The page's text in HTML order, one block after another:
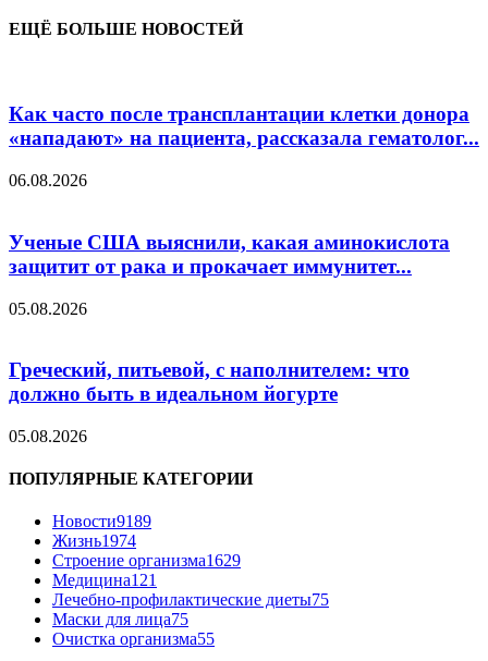
ЕЩЁ БОЛЬШЕ НОВОСТЕЙ
Как часто после трансплантации клетки донора
«нападают» на пациента, рассказала гематолог...
06.08.2026
Ученые США выяснили, какая аминокислота
защитит от рака и прокачает иммунитет...
05.08.2026
Греческий, питьевой, с наполнителем: что
должно быть в идеальном йогурте
05.08.2026
ПОПУЛЯРНЫЕ КАТЕГОРИИ
Новости9189
Жизнь1974
Строение организма1629
Медицина121
Лечебно-профилактические диеты75
Маски для лица75
Очистка организма55